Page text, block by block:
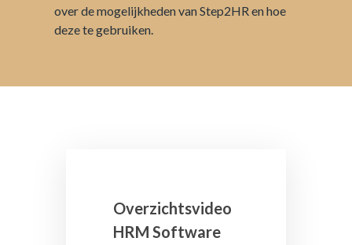
over de mogelijkheden van Step2HR en hoe
deze te gebruiken.
Overzichtsvideo
HRM Software